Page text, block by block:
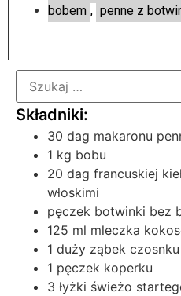
bobem , penne z
30 dag makaronu
1 kg bobu
20 dag francuskiej
włoskimi
pęczek botwinki bez
125 ml mleczka
1 duży ząbek czosnku
1 pęczek koperku
3 łyżki świeżo